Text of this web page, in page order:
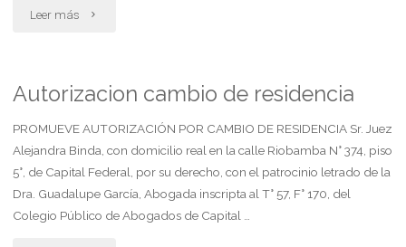
Leer más "Daños
perjuicios
de
transito
Autorizacion cambio de residencia
PROMUEVE AUTORIZACIÓN POR CAMBIO DE RESIDENCIA Sr. Juez
Alejandra Binda, con domicilio real en la calle Riobamba N° 374, piso
5°, de Capital Federal, por su derecho, con el patrocinio letrado de la
Dra. Guadalupe García, Abogada inscripta al T° 57, F° 170, del
Colegio Público de Abogados de Capital …